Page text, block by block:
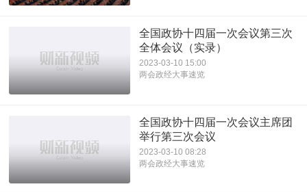
全国政协十四届一次会议第三次
全体会议（实录）
2023-03-10 15:00
两会政经大事速览
全国政协十四届一次会议主席团
举行第三次会议
2023-03-10 08:28
两会政经大事速览